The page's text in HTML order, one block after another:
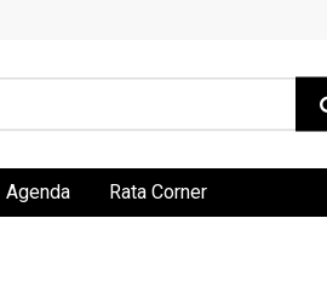
Agenda Rata Corner